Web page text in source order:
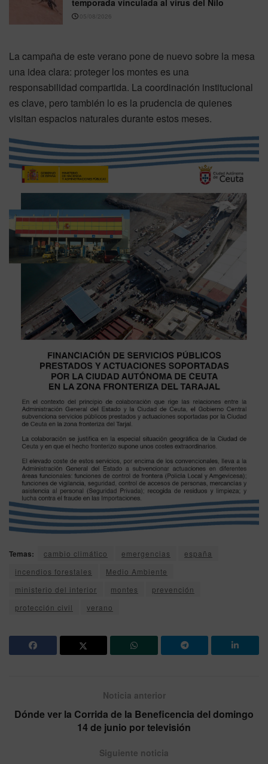
temporada vinculada al virus del Nilo
05/08/2026
La campaña de este verano pone de nuevo sobre la mesa
una idea clara: proteger los montes es una
responsabilidad compartida. La coordinación institucional
es clave, pero también lo es la prudencia de quienes
visitan espacios naturales durante estos meses.
Temas: cambio climático emergencias
españa
incendios forestales
Medio Ambiente
ministerio del interior
montes
prevención
protección civil
verano
Noticia anterior
Dónde ver la Corrida de la Beneficencia del domingo
14 de junio por televisión
Siguiente noticia